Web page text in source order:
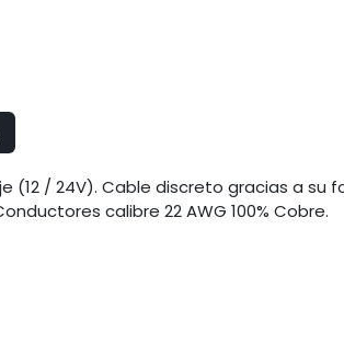
(12 / 24V). Cable discreto gracias a su
calibre 22 AWG 100% Cobre.